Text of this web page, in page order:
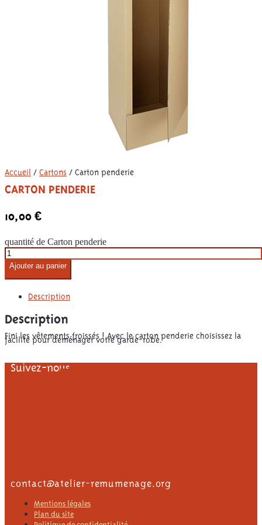
Accueil / Cartons / Carton penderie
CARTON PENDERIE
10,00 €
quantité de Carton penderie
Ajouter au panier
Description
Description
Fini les vêtements froissés ! Avec le carton penderie choisissez la
facilité pour déménager votre garde-robe.
Suivez-nous
Facebook-f
contact@atelier-remumenage.org
Mentions légales
Plan du site
Politique de confidentialité